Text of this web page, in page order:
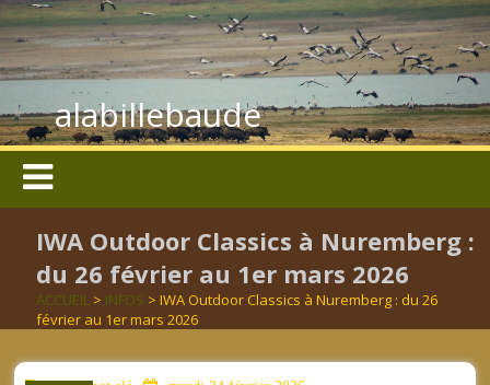
alabillebaude
IWA Outdoor Classics à Nuremberg :
du 26 février au 1er mars 2026
ACCUEIL > INFOS > IWA Outdoor Classics à Nuremberg : du 26
février au 1er mars 2026